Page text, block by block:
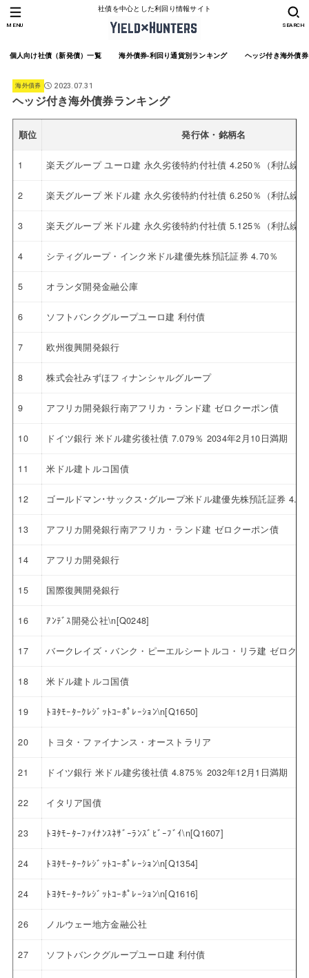
社債を中心とした利回り情報サイト
個人向け社債（新発債）一覧 海外債券-利回り通貨別ランキング ヘッジ付き海外債
SEARCH
MENU
海外債券 2023.07.31
ヘッジ付き海外債券ランキング
順位 発行体・銘柄名
1 楽天グループ ユーロ建 永久劣後特約付社債 4.250％（利払繰
2 楽天グループ 米ドル建 永久劣後特約付社債 6.250％（利払繰
3 楽天グループ 米ドル建 永久劣後特約付社債 5.125％（利払繰
4 シティグループ・インク米ドル建優先株預託証券 4.70％
5 オランダ開発金融公庫
6 ソフトバンクグループユーロ建 利付債
7 欧州復興開発銀行
8 株式会社みずほフィナンシャルグループ
9 アフリカ開発銀行南アフリカ・ランド建 ゼロクーポン債
10 ドイツ銀行 米ドル建劣後社債 7.079％ 2034年2月10日満期
11 米ドル建トルコ国債
12 ゴールドマン･サックス･グループ米ドル建優先株預託証券
13 アフリカ開発銀行南アフリカ・ランド建 ゼロクーポン債
14 アフリカ開発銀行
15 国際復興開発銀行
16 ｱﾝﾃﾞｽ開発公社\n[Q0248]
17 バークレイズ・バンク・ピーエルシートルコ・リラ建 ゼロクー
18 米ドル建トルコ国債
19 ﾄﾖﾀﾓｰﾀｰｸﾚｼﾞｯﾄｺｰﾎﾟﾚｰｼｮﾝ\n[Q1650]
20 トヨタ・ファイナンス・オーストラリア
21 ドイツ銀行 米ドル建劣後社債 4.875％ 2032年12月1日満期
22 イタリア国債
23 ﾄﾖﾀﾓｰﾀｰﾌｧｲﾅﾝｽﾈｻﾞｰﾗﾝｽﾞﾋﾞｰﾌﾞｲ\n[Q1607]
24 ﾄﾖﾀﾓｰﾀｰｸﾚｼﾞｯﾄｺｰﾎﾟﾚｰｼｮﾝ\n[Q1354]
24 ﾄﾖﾀﾓｰﾀｰｸﾚｼﾞｯﾄｺｰﾎﾟﾚｰｼｮﾝ\n[Q1616]
26 ノルウェー地方金融公社
27 ソフトバンクグループユーロ建 利付債